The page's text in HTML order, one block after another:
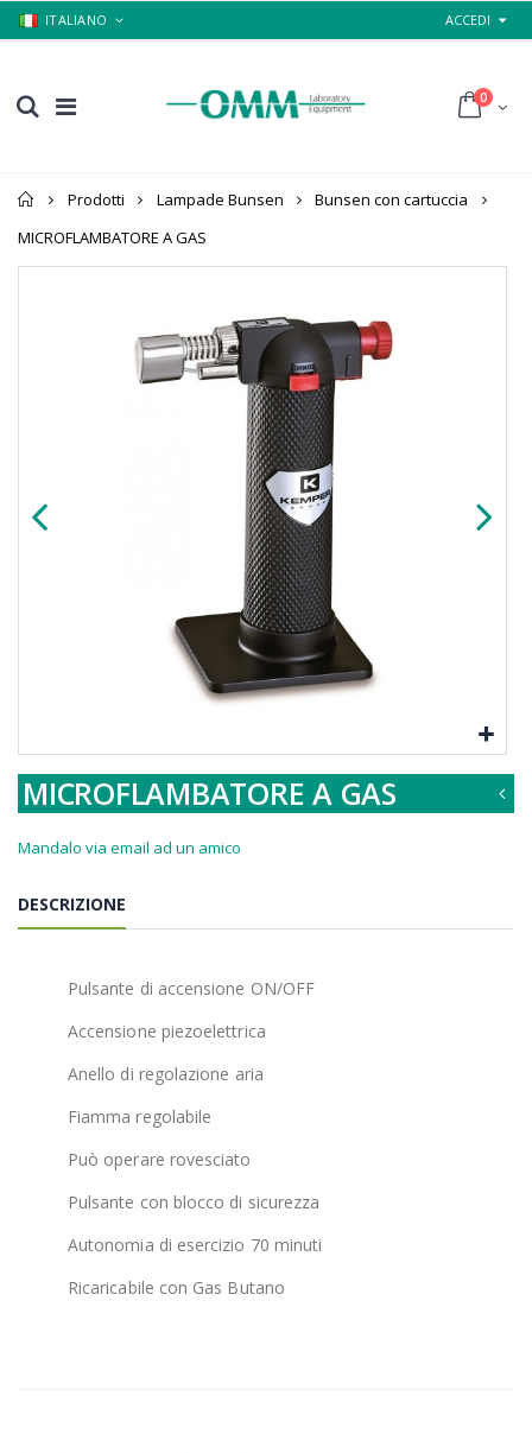
ITALIANO ACCEDI
0
Home
Prodotti Lampade Bunsen
Bunsen con cartuccia
MICROFLAMBATORE A GAS
MICROFLAMBATORE A GAS
Mandalo via email ad un amico
DESCRIZIONE
Pulsante di accensione ON/OFF
Accensione piezoelettrica
Anello di regolazione aria
Fiamma regolabile
Può operare rovesciato
Pulsante con blocco di sicurezza
Autonomia di esercizio 70 minuti
Ricaricabile con Gas Butano